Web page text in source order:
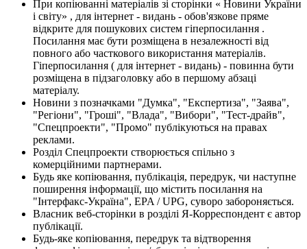
При копіюванні матеріалів зі сторінки « Новини України
і світу» , для інтернет - видань - обов'язкове пряме
відкрите для пошукових систем гіперпосилання .
Посилання має бути розміщена в незалежності від
повного або часткового використання матеріалів.
Гіперпосилання ( для інтернет - видань) - повинна бути
розміщена в підзаголовку або в першому абзаці
матеріалу.
Новини з позначками "Думка", "Експертиза", "Заява",
"Регіони", "Гроші", "Влада", "Вибори", "Тест-драйв",
"Спецпроекти", "Промо" публікуються на правах
реклами.
Розділ Спецпроекти створюється спільно з
комерційними партнерами.
Будь яке копіювання, публікація, передрук, чи наступне
поширення інформації, що містить посилання на
"Інтерфакс-Україна", EPA / UPG, суворо забороняється.
Власник веб-сторінки в розділі Я-Корреспондент є автор
публікації.
Будь-яке копіювання, передрук та відтворення